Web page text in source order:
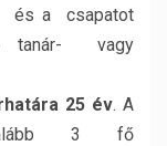
és a csapatot
tanár- vagy
25 év. A
3 fő